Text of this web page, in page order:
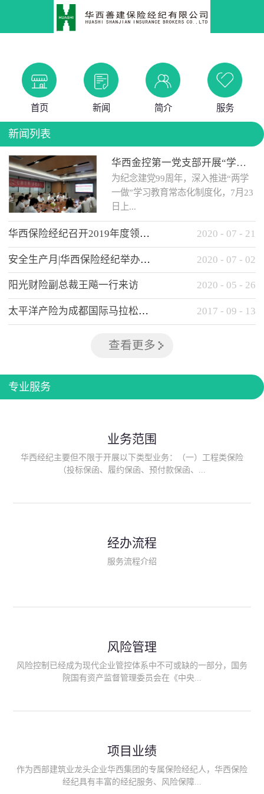
首页 新闻 简介 服务
新闻列表
华西金控第一党支部开展“学党史 知党情 做合格党员”主题教育工作会
为纪念建党99周年，深入推进“两学
一做”学习教育常态化制度化，7月23
日上...
午，华西金控第一党支部举办了“学
党史、知党情、...
华西保险经纪召开2019年度领导班子述职考核工作会 2020 - 07 - 21
安全生产月|华西保险经纪举办应急消防安全知识培训 2020 - 07 - 02
阳光财险副总裁王飚一行来访 2020 - 05 - 26
太平洋产险为成都国际马拉松提供全方位保险保障 2017 - 09 - 13
查看更多
专业服务
业务范围
华西经纪主要但不限于开展以下类型业务：（一）工程类保险
（投标保函、履约保函、预付款保函、...
险、政府公共安全责任保险/自然灾害公众责任保险、精神病监护
人责任险、首台套/首版次保险、科技保险等）；（三）传统财产
险产品；（六）保险招投标业务。随着业务的开展，华西经纪会
供专业、优质的保险经纪服务。
经办流程
服务流程介绍
风险管理
风险控制已经成为现代企业管控体系中不可或缺的一部分，国务
院国有资产监督管理委员会在《中央...
能够为客户降低风险管理成本，提高经营效率；能够为企业提供
从风险评估、风险分析、风险防范、风险转移到灾后防损、索赔
等全方位、全过程、专家式的服务，拓展和深化由保险公司提供
项目业绩
作为西部建筑业龙头企业华西集团的专属保险经纪人，华西保险
经纪具有丰富的经纪服务、风险保障...